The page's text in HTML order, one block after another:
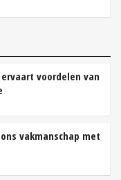
voordelen van
vakmanschap met